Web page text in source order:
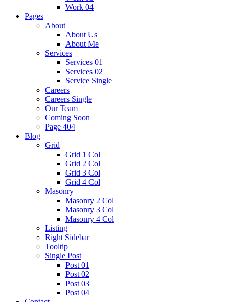
Work 04
Pages
About
About Us
About Me
Services
Services 01
Services 02
Service Single
Careers
Careers Single
Our Team
Coming Soon
Page 404
Blog
Grid
Grid 1 Col
Grid 2 Col
Grid 3 Col
Grid 4 Col
Masonry
Masonry 2 Col
Masonry 3 Col
Masonry 4 Col
Listing
Right Sidebar
Tooltip
Single Post
Post 01
Post 02
Post 03
Post 04